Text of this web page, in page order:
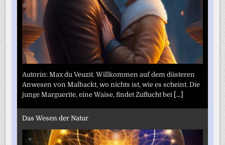
Autorin: Max du Veuzit. Willkommen auf dem düsteren
Anwesen von Malbackt, wo nichts ist, wie es scheint. Die
junge Marguerite, eine Waise, findet Zuflucht bei [...]
Das Wesen der Natur